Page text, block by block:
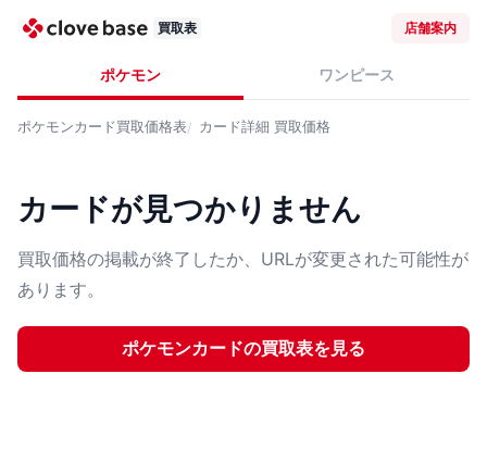
買取表 店舗案内
ポケモン ワンピース
ポケモンカード買取価格表 カード詳細 買取価格
カードが見つかりません
買取価格の掲載が終了したか、URLが変更された可能性が
あります。
ポケモンカードの買取表を見る